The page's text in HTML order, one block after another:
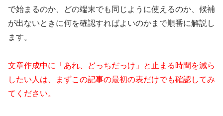
で始まるのか、どの端末でも同じように使えるのか、候補
が出ないときに何を確認すればよいのかまで順番に解説し
ます。
文章作成中に「あれ、どっちだっけ」と止まる時間を減ら
したい人は、まずこの記事の最初の表だけでも確認してみ
てください。